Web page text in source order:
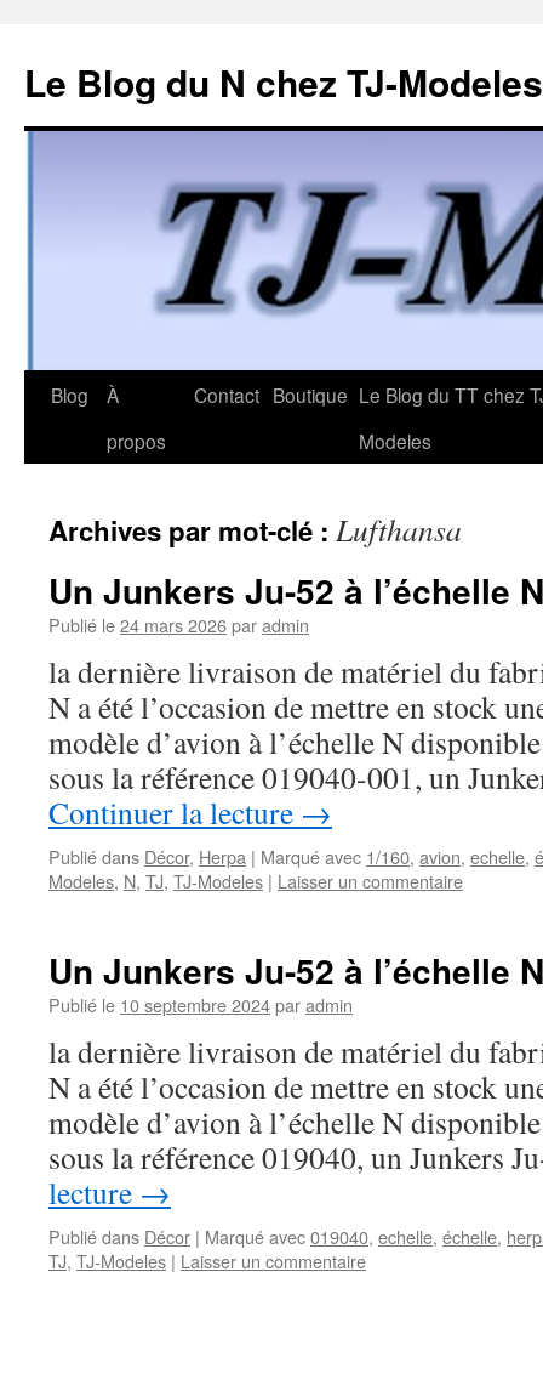
Le Blog du N chez TJ-Modeles
Aller
Blog
À
propos
Contact Boutique Le Blog du TT chez
Modeles
Archives par mot-clé : Lufthansa
Un Junkers Ju-52 à l’échelle N
Publié le24 mars 2026paradmin
la dernière livraison de matériel du
N a été l’occasion de mettre en stock
modèle d’avion à l’échelle N
sous la référence 019040-001, un
Continuer la lecture →
Publié dans Décor, Herpa | Marqué avec 1/160, avion, echelle,
Modeles, N, TJ, TJ-Modeles | Laisser un commentaire
Un Junkers Ju-52 à l’échelle N
Publié le 10 septembre 2024paradmin
la dernière livraison de matériel du
N a été l’occasion de mettre en stock
modèle d’avion à l’échelle N
sous la référence 019040, un Junkers
lecture →
Publié dans Décor | Marqué avec019040, echelle, échelle,
TJ, TJ-Modeles | Laisser un commentaire